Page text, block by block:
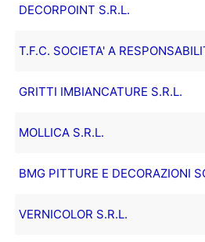
DECORPOINT S.R.L.
T.F.C. SOCIETA' A
GRITTI IMBIANCATURE S.R.L.
MOLLICA S.R.L.
BMG PITTURE E DECORAZIONI
VERNICOLOR S.R.L.